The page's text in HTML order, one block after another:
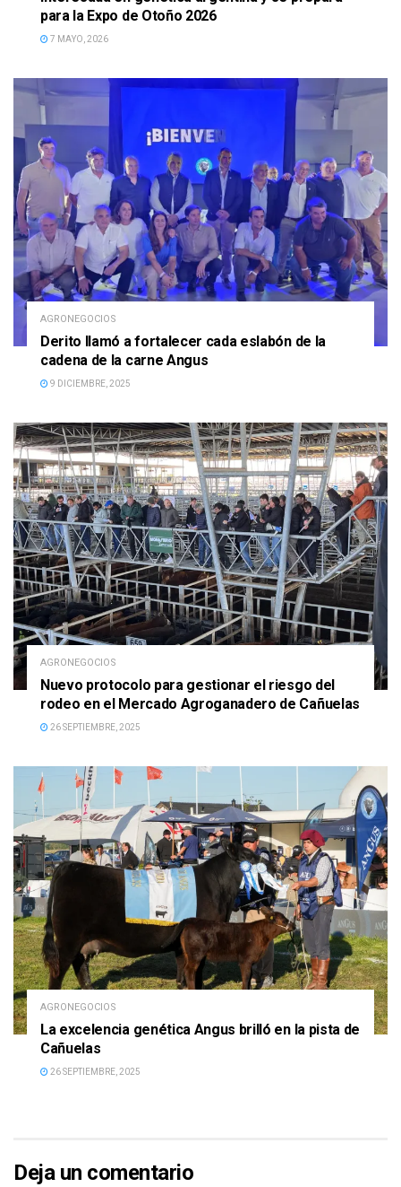
para la Expo de Otoño 2026
7 MAYO, 2026
AGRONEGOCIOS
Derito llamó a fortalecer cada eslabón de la
cadena de la carne Angus
9 DICIEMBRE, 2025
AGRONEGOCIOS
Nuevo protocolo para gestionar el riesgo del
rodeo en el Mercado Agroganadero de Cañuelas
26 SEPTIEMBRE, 2025
AGRONEGOCIOS
La excelencia genética Angus brilló en la pista de
Cañuelas
26 SEPTIEMBRE, 2025
Deja un comentario